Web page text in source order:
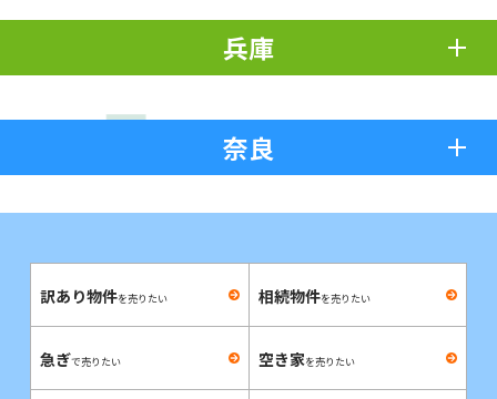
兵庫
奈良
訳あり物件を売りたい 相続物件を売りたい
急ぎで売りたい 空き家を売りたい